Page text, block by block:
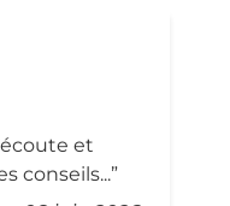
et
conseils...